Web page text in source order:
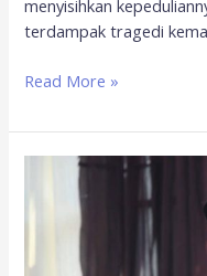
menyisihkan
terdampak tragedi
Read More »
Merinding!
Beredar
untuk